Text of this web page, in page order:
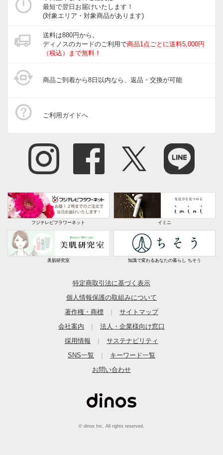
最短で翌日お届けいたします！
(対象エリア・対象商品があります)
送料は880円から。
ディノスのカードのご利用で商品1点ごとに送料5,000円
（税込）まで無料！
商品ご到着から8日以内なら、返品・交換が可能
ご利用ガイドへ
フジテレビフラワーネット イミニ
美肌研究室 知識で変わるあなたの暮らし ちそう
特定商取引法に基づく表示
個人情報保護の取組みについて
著作権・商標
サイトマップ
会社案内
法人・企業様向け窓口
採用情報
サステナビリティ
SNS一覧
キーワード一覧
お問い合わせ
© dinos Inc. All rights reserved.